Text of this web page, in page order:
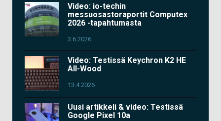
Video: io-techin
messuosastoraportit Computex
2026 -tapahtumasta
3.6.2026
Video: Testissä Keychron K2 HE
All-Wood
13.4.2026
Uusi artikkeli & video: Testissä
Google Pixel 10a